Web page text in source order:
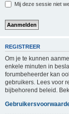
Mij deze sessie niet
REGISTREER
Om je te kunnen
enkele minuten in
forumbeheerder kan
gebruikers. Lees voor
bijbehorend beleid.